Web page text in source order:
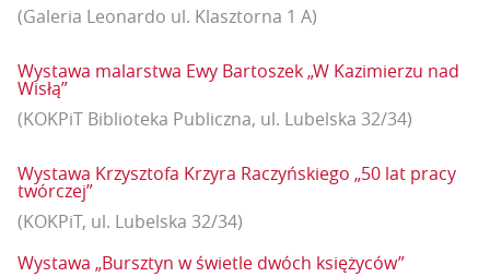
(Galeria Leonardo ul. Klasztorna 1 A)
Wystawa malarstwa Ewy Bartoszek „W Kazimierzu nad
Wisłą”
(KOKPiT Biblioteka Publiczna, ul. Lubelska 32/34)
Wystawa Krzysztofa Krzyra Raczyńskiego „50 lat pracy
twórczej”
(KOKPiT, ul. Lubelska 32/34)
Wystawa „Bursztyn w świetle dwóch księżyców”